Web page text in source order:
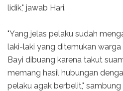
lidik," jawab Hari.
"Yang jelas pelaku sudah
laki-laki yang ditemukan
Bayi dibuang karena takut
memang hasil hubungan
pelaku agak berbelit," sambung